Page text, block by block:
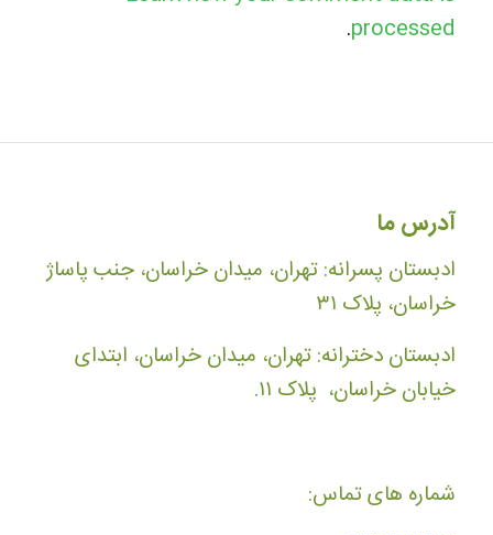
processed
.
آدرس ما
ادبستان پسرانه: تهران، میدان خراسان، جنب پاساژ
خراسان، پلاک ۳۱
ادبستان دخترانه: تهران، میدان خراسان، ابتدای
خیابان خراسان، پلاک ۱۱.
شماره های تماس: